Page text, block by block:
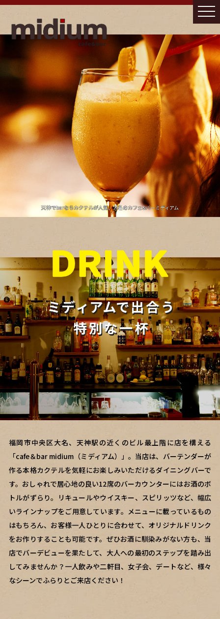
天神でbarならカクテルが人気、大名のカフェ&バーミディアム
福岡市中央区大名、天神駅の近くのビル最上階に店を構える
「cafe＆bar midium（ミディアム）」。当店は、バーテンダーが
作る本格カクテルを気軽にお楽しみいただけるダイニングバーで
す。おしゃれで居心地の良い12席のバーカウンターにはお酒のボ
トルがずらり。リキュールやウイスキー、スピリッツなど、幅広
いラインナップをご用意しています。メニューに載っているもの
はもちろん、お客様一人ひとりに合わせて、オリジナルドリンク
をお作りすることも可能です。ぜひお酒に馴染みがない方も、当
店でバーデビューを果たして、大人への最初のステップを踏み出
してみませんか？一人飲みや二軒目、女子会、デートなど、様々
なシーンでふらりとご来店ください！